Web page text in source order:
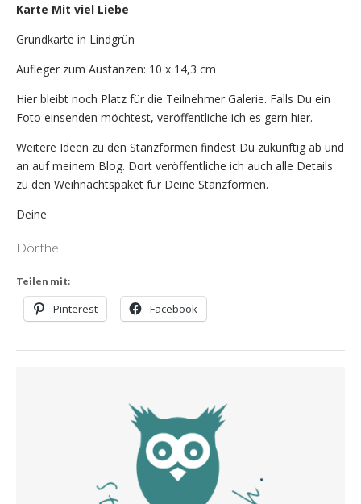
Karte Mit viel Liebe
Grundkarte in Lindgrün
Aufleger zum Austanzen: 10 x 14,3 cm
Hier bleibt noch Platz für die Teilnehmer Galerie. Falls Du ein
Foto einsenden möchtest, veröffentliche ich es gern hier.
Weitere Ideen zu den Stanzformen findest Du zukünftig ab und
an auf meinem Blog. Dort veröffentliche ich auch alle Details
zu den Weihnachtspaket für Deine Stanzformen.
Deine
Dörthe
Teilen mit:
Pinterest Facebook